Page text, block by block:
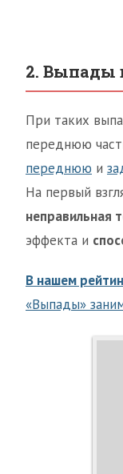
2. Выпады
При таких
переднюю
переднюю и
На первый
неправильная
эффекта и
В нашем
«Выпады»